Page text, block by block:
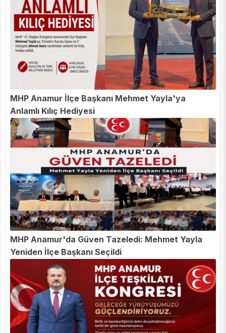
MHP Anamur İlçe Başkanı Mehmet Yayla'ya
Anlamlı Kılıç Hediyesi
MHP Anamur'da Güven Tazeledi: Mehmet Yayla
Yeniden İlçe Başkanı Seçildi